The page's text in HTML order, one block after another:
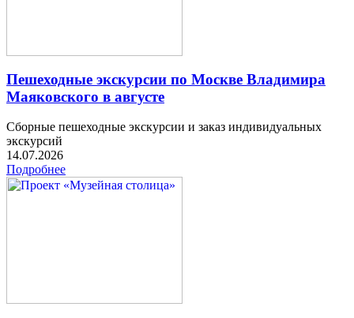
Пешеходные экскурсии по Москве Владимира
Маяковского в августе
Сборные пешеходные экскурсии и заказ индивидуальных
экскурсий
14.07.2026
Подробнее